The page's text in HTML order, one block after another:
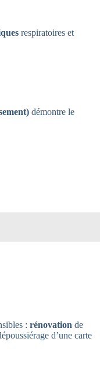
respiratoires et
démontre le
: rénovation de
d’une carte